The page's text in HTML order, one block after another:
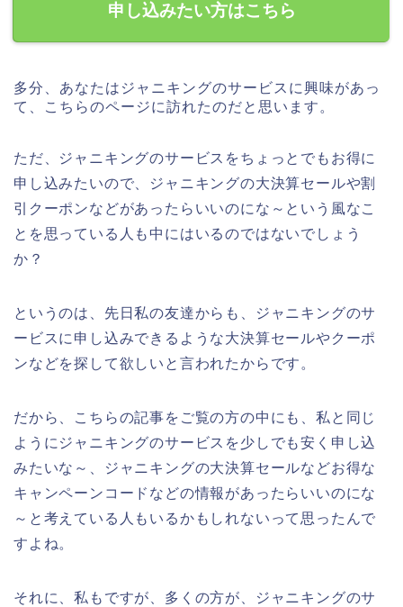
申し込みたい方はこちら
多分、あなたはジャニキングのサービスに興味があっ
て、こちらのページに訪れたのだと思います。
ただ、ジャニキングのサービスをちょっとでもお得に
申し込みたいので、ジャニキングの大決算セールや割
引クーポンなどがあったらいいのにな～という風なこ
とを思っている人も中にはいるのではないでしょう
か？
というのは、先日私の友達からも、ジャニキングのサ
ービスに申し込みできるような大決算セールやクーポ
ンなどを探して欲しいと言われたからです。
だから、こちらの記事をご覧の方の中にも、私と同じ
ようにジャニキングのサービスを少しでも安く申し込
みたいな～、ジャニキングの大決算セールなどお得な
キャンペーンコードなどの情報があったらいいのにな
～と考えている人もいるかもしれないって思ったんで
すよね。
それに、私もですが、多くの方が、ジャニキングのサ